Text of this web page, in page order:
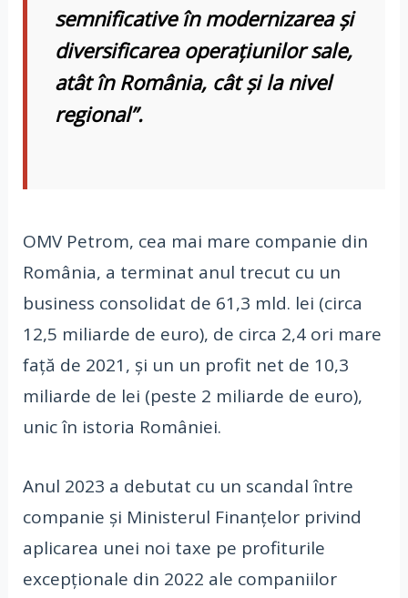
semnificative în modernizarea şi
diversificarea operaţiunilor sale,
atât în România, cât şi la nivel
regional”.
OMV Petrom, cea mai mare companie din
România, a terminat anul trecut cu un
business consolidat de 61,3 mld. lei (circa
12,5 miliarde de euro), de circa 2,4 ori mare
faţă de 2021, şi un un profit net de 10,3
miliarde de lei (peste 2 miliarde de euro),
unic în istoria României.
Anul 2023 a debutat cu un scandal între
companie şi Ministerul Fi­nan­ţelor privind
aplicarea unei noi taxe pe pro­fiturile
excepţionale din 2022 ale companii­lor